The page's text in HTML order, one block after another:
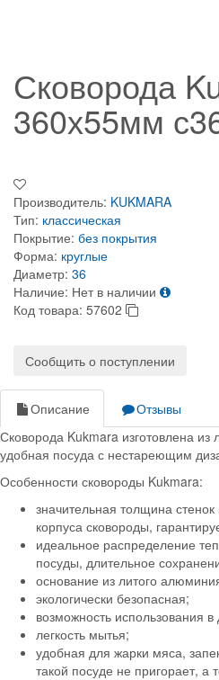
Сковорода
360х55мм
Производитель: KUKMARA
Тип: классическая
Покрытие: без покрытия
Форма: круглые
Диаметр: 36
Наличие: Нет в наличии
Код товара: 57602
Сообщить о поступлении
Описание
Отзывы
Сковорода Kukmara изготовлена
удобная посуда с нестареющим
Особенности сковороды Kukmara:
значительная толщина
корпуса сковороды,
идеальное распределение
посуды, длительное
основание из литого
экологически безопасная;
возможность использования
легкость мытья;
удобная для жарки мяса,
такой посуде не пригорает, а